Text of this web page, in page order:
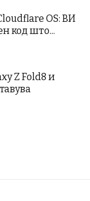
OS: ВИ
код што...
Z Fold8 и